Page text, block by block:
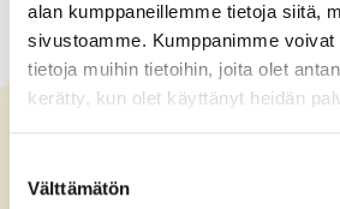
alan kumppaneillemme tietoja siitä,
sivustoamme. Kumppanimme voivat
tietoja muihin tietoihin, joita olet
kerätty, kun olet käyttänyt heidän
valinta
Välttämätön